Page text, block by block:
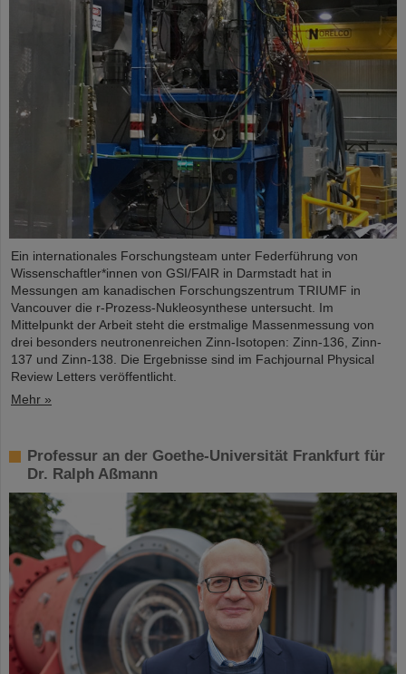
Ein internationales Forschungsteam unter Federführung von
Wissenschaftler*innen von GSI/FAIR in Darmstadt hat in
Messungen am kanadischen Forschungszentrum TRIUMF in
Vancouver die r-Prozess-Nukleosynthese untersucht. Im
Mittelpunkt der Arbeit steht die erstmalige Massenmessung von
drei besonders neutronenreichen Zinn-Isotopen: Zinn-136, Zinn-
137 und Zinn-138. Die Ergebnisse sind im Fachjournal Physical
Review Letters veröffentlicht.
Mehr »
Professur an der Goethe-Universität Frankfurt für
Dr. Ralph Aßmann